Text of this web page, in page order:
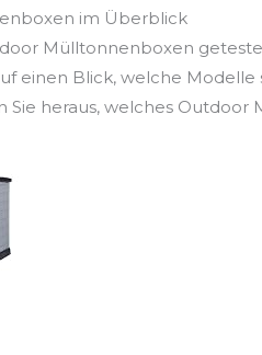
im Überblick
Mülltonnenboxen
einen Blick, welche
Sie heraus, welches